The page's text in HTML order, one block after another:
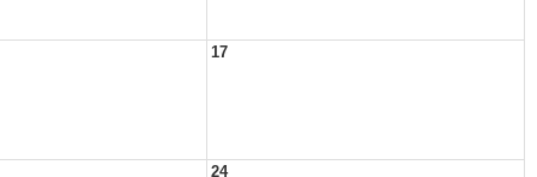
17
24